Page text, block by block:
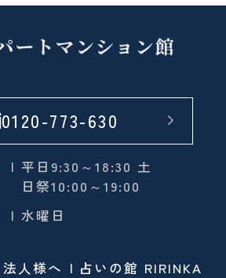
0120-773-630
| 平日9:30～18:30 土
日祭10:00～19:00
| 水曜日
法人様へ 占いの館 RIRINKA